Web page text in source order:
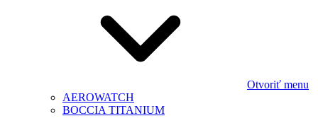
Otvoriť menu
AEROWATCH
BOCCIA TITANIUM